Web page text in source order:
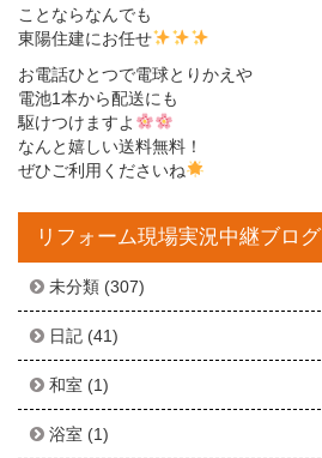
ことならなんでも
東陽住建にお任せ
お電話ひとつで電球とりかえや
電池1本から配送にも
駆けつけますよ
なんと嬉しい送料無料！
ぜひご利用くださいね
リフォーム現場実況中継ブログ
未分類 (307)
日記 (41)
和室 (1)
浴室 (1)